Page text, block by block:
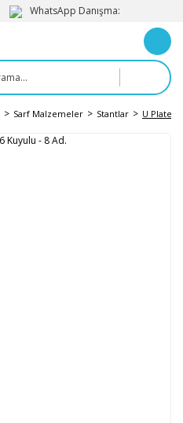
WhatsApp Danışma:
Sarf Malzemeler Stantlar U Plate